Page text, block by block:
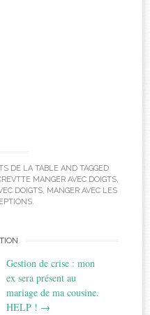
DE LA TABLE AND TAGGED
MANGER AVEC DOIGTS,
DOIGTS MANGER AVEC LES
.
Gestion de crise : mon
ex sera présent au
mariage de ma cousine.
HELP ! →